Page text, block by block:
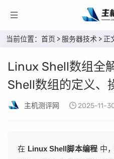
当前位置： 首页 > 服务器技术 > 正
Linux Shell数组全
Shell数组的定义、
主机测评网 2025-11-
在 Linux Shell脚本编程 中